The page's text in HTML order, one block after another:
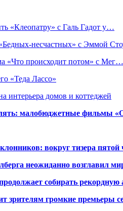
«Клеопатру» с Галь Гадот у…
несчастных» с Эммой
«Что происходит потом» с Мег…
«Теда Лассо»
интерьера домов и коттеджей
малобюджетные фильмы
вокруг тизера пятой
неожиданно возглавил
собирать рекордную
зрителям громкие премьеры